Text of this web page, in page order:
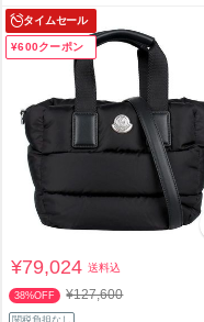
タイムセール
¥600クーポン
¥79,024送料込
38%OFF ¥127,600
関税負担なし